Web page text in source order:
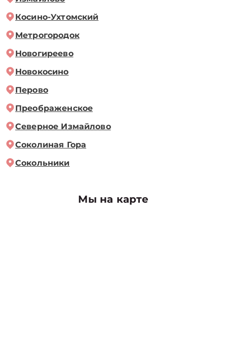
Косино-Ухтомский
Метрогородок
Новогиреево
Новокосино
Перово
Преображенское
Северное Измайлово
Соколиная Гора
Сокольники
Мы на карте